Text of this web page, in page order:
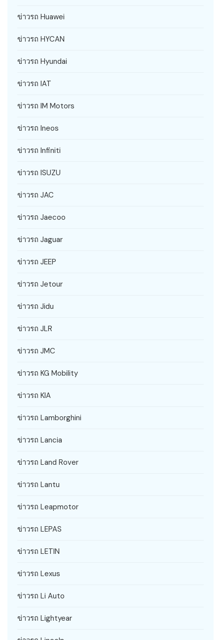
ข่าวรถ Huawei
ข่าวรถ HYCAN
ข่าวรถ Hyundai
ข่าวรถ IAT
ข่าวรถ IM Motors
ข่าวรถ Ineos
ข่าวรถ Infiniti
ข่าวรถ ISUZU
ข่าวรถ JAC
ข่าวรถ Jaecoo
ข่าวรถ Jaguar
ข่าวรถ JEEP
ข่าวรถ Jetour
ข่าวรถ Jidu
ข่าวรถ JLR
ข่าวรถ JMC
ข่าวรถ KG Mobility
ข่าวรถ KIA
ข่าวรถ Lamborghini
ข่าวรถ Lancia
ข่าวรถ Land Rover
ข่าวรถ Lantu
ข่าวรถ Leapmotor
ข่าวรถ LEPAS
ข่าวรถ LETIN
ข่าวรถ Lexus
ข่าวรถ Li Auto
ข่าวรถ Lightyear